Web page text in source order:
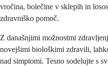
vročina, bolečine v sklepih in
zdravniško pomoč.
Z današnjimi možnostmi
novejšimi biološkimi zdravili,
nad simptomi. Tesno sodelujte s